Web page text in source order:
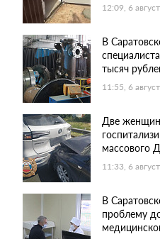
12:09, 6
В
тысяч
11:55, 6
Две
массового
11:33, 6
В
проблему